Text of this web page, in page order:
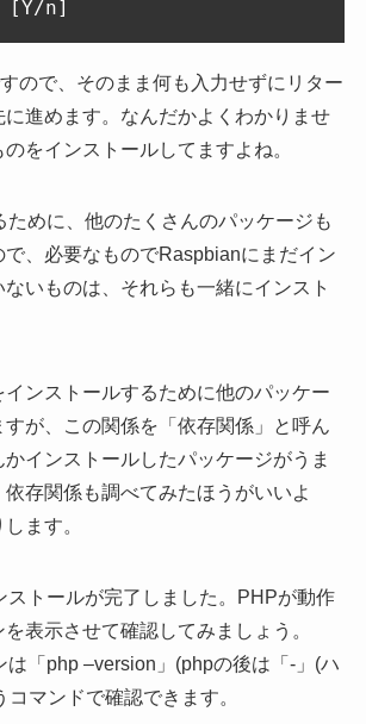
? [Y/n]
ので、そのまま何も入力せずにリター
に進めます。なんだかよくわかりませ
をインストールしてますよね。
ために、他のたくさんのパッケージも
で、必要なものでRaspbianにまだイン
いものは、それらも一緒にインスト
ンストールするために他のパッケー
すが、この関係を「依存関係」と呼ん
インストールしたパッケージがうま
依存関係も調べてみたほうがいいよ
ます。
ストールが完了しました。PHPが動作
表示させて確認してみましょう。
は「php –version」(phpの後は「-」(ハ
マンドで確認できます。